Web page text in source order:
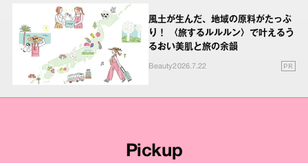
風土が生んだ、地域の原料がたっぷ
り！ 〈旅するルルルン〉で叶えるう
るおい美肌と旅の余韻
Beauty2026.7.22 PR
Pickup